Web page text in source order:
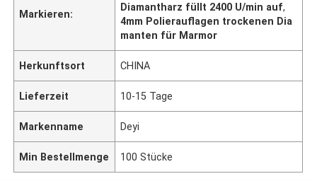
Markieren:
Diamantharz füllt 2400 U/min auf,
4mm Polierauflagen trockenen Dia
manten für Marmor
Herkunftsort CHINA
Lieferzeit 10-15 Tage
Markenname Deyi
Min Bestellmenge 100 Stücke